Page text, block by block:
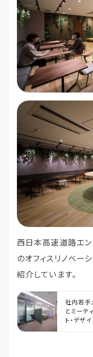
西日本高速道路エ
のオフィスリノベー
紹介しています。
社内若手
とミーテ
ト・デザ